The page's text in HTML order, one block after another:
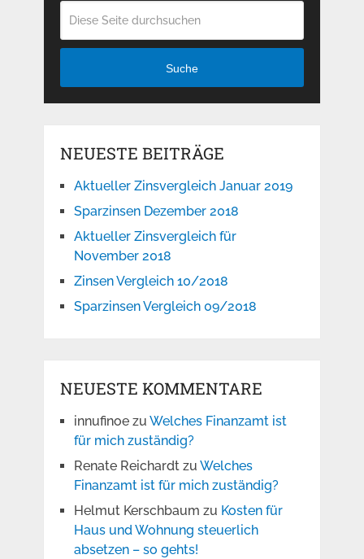
Suche
NEUESTE BEITRÄGE
Aktueller Zinsvergleich Januar 2019
Sparzinsen Dezember 2018
Aktueller Zinsvergleich für
November 2018
Zinsen Vergleich 10/2018
Sparzinsen Vergleich 09/2018
NEUESTE KOMMENTARE
innufinoezu Welches Finanzamt ist
für mich zuständig?
Renate Reichardtzu Welches
Finanzamt ist für mich zuständig?
Helmut Kerschbaum zu Kosten für
Haus und Wohnung steuerlich
absetzen – so gehts!